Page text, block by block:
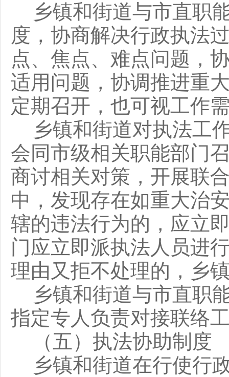
乡镇和街道与市直职
度，协商解决行政执法
点、焦点、难点问题，
适用问题，协调推进重
定期召开，也可视工作
乡镇和街道对执法工
会同市级相关职能部门
商讨相关对策，开展联
中，发现存在如重大治
辖的违法行为的，应立
门应立即派执法人员进
理由又拒不处理的，乡
乡镇和街道与市直职
指定专人负责对接联络
（五）执法协助制度
乡镇和街道在行使行